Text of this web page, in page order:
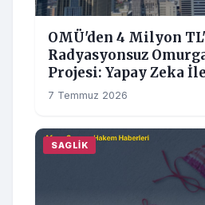
OMÜ'den 4 Milyon
Radyasyonsuz
Projesi: Yapay Zeka
7 Temmuz 2026
SAGLIK